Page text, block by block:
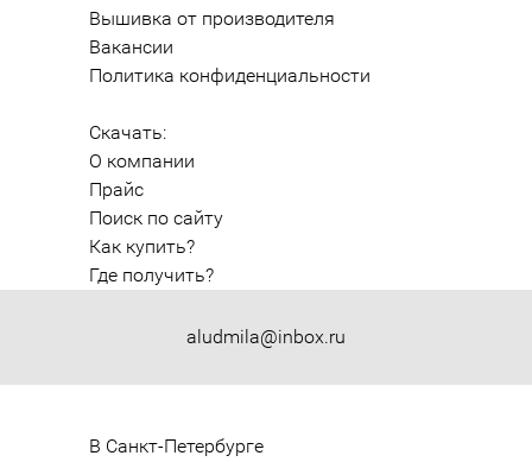
aludmila@inbox.ru
Вышивка от производителя
Вакансии
Политика конфиденциальности
Скачать:
О компании
Прайс
Поиск по сайту
Как купить?
Где получить?
В Санкт-Петербурге